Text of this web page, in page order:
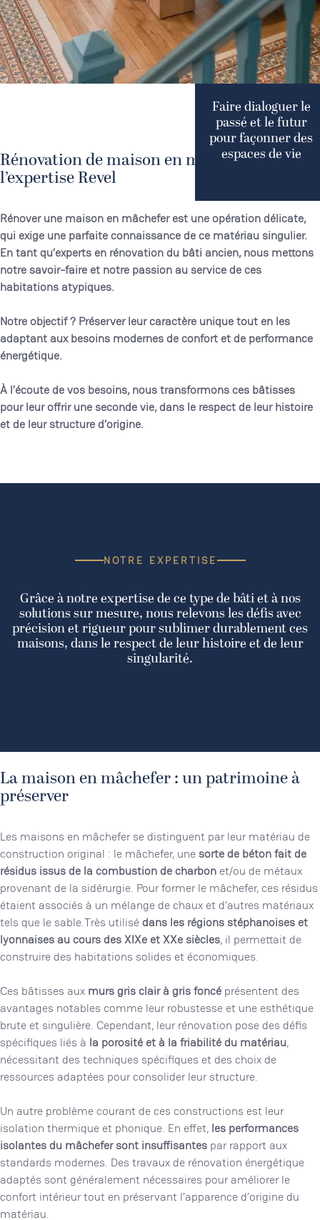
Faire dialoguer le
passé et le futur
pour façonner des
espaces de vie
Rénovation de maison en mâchefer :
l’expertise Revel
Rénover une maison en mâchefer est une opération délicate,
qui exige une parfaite connaissance de ce matériau singulier.
En tant qu’experts en rénovation du bâti ancien, nous mettons
notre savoir-faire et notre passion au service de ces
habitations atypiques.
Notre objectif ? Préserver leur caractère unique tout en les
adaptant aux besoins modernes de confort et de performance
énergétique.
À l’écoute de vos besoins, nous transformons ces bâtisses
pour leur offrir une seconde vie, dans le respect de leur histoire
et de leur structure d’origine.
NOTRE EXPERTISE
Grâce à notre expertise de ce type de bâti et à nos
solutions sur mesure, nous relevons les défis avec
précision et rigueur pour sublimer durablement ces
maisons, dans le respect de leur histoire et de leur
singularité.
La maison en mâchefer : un patrimoine à
préserver
Les maisons en mâchefer se distinguent par leur matériau de
construction original : le mâchefer, unesorte de béton fait de
résidus issus de la combustion de charbon et/ou de métaux
provenant de la sidérurgie. Pour former le mâchefer, ces résidus
étaient associés à un mélange de chaux et d’autres matériaux
tels que le sable.Très utilisédans les régions stéphanoises et
lyonnaises au cours des XIXe et XXe siècles, il permettait de
construire des habitations solides et économiques.
Ces bâtisses aux murs gris clair à gris foncé présentent des
avantages notables comme leur robustesse et une esthétique
brute et singulière. Cependant, leur rénovation pose des défis
spécifiques liés à la porosité et à la friabilité du matériau,
nécessitant des techniques spécifiques et des choix de
ressources adaptées pour consolider leur structure.
Un autre problème courant de ces constructions est leur
isolation thermique et phonique. En effet, les performances
isolantes du mâchefer sont insuffisantes par rapport aux
standards modernes. Des travaux de rénovation énergétique
adaptés sont généralement nécessaires pour améliorer le
confort intérieur tout en préservant l’apparence d’origine du
matériau.